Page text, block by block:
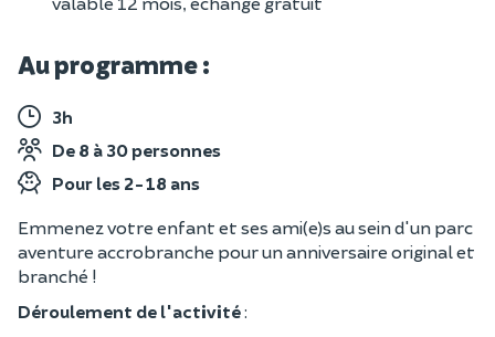
Au programme :
3h
De 8 à 30 personnes
Pour les 2-18 ans
Emmenez votre enfant et ses ami(e)s au sein d'un parc
aventure accrobranche pour un anniversaire original et
branché !
Déroulement de l'activité: